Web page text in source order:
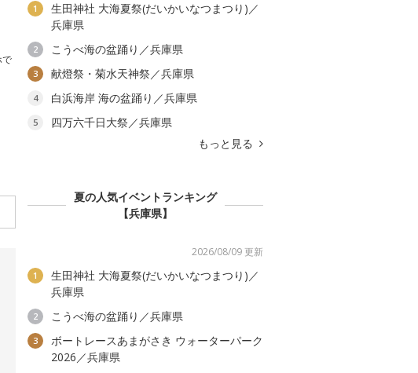
で
1
生田神社 大海夏祭(だいかいなつまつり)／
兵庫県
2 こうべ海の盆踊り／兵庫県
3 献燈祭・菊水天神祭／兵庫県
4 白浜海岸 海の盆踊り／兵庫県
5
四万六千日大祭／兵庫県
もっと見る
夏の人気イベントランキング
【兵庫県】
2026/08/09 更新
1
生田神社 大海夏祭(だいかいなつまつり)／
兵庫県
2 こうべ海の盆踊り／兵庫県
3
ボートレースあまがさき ウォーターパーク
2026／兵庫県